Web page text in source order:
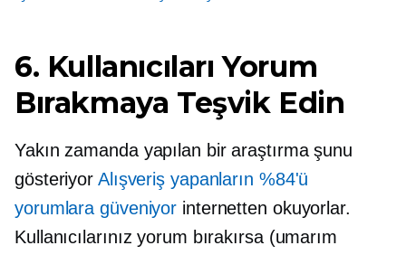
6. Kullanıcıları Yorum
Bırakmaya Teşvik Edin
Yakın zamanda yapılan bir araştırma şunu
gösteriyor Alışveriş yapanların %84'ü
yorumlara güveniyor internetten okuyorlar.
Kullanıcılarınız yorum bırakırsa (umarım